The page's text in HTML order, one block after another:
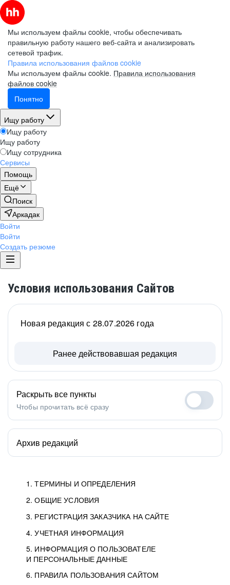
Мы используем файлы cookie, чтобы обеспечивать
правильную работу нашего веб-сайта и анализировать
сетевой трафик.
Правила использования файлов cookie
Мы используем файлы cookie. Правила использования
файлов cookie
Понятно
Ищу работу
Ищу работу
Ищу работу
Ищу сотрудника
Сервисы
Помощь
Ещё
Поиск
Аркадак
Войти
Войти
Создать резюме
Условия использования Сайтов
1. ТЕРМИНЫ И ОПРЕДЕЛЕНИЯ
2. ОБЩИЕ УСЛОВИЯ
3. РЕГИСТРАЦИЯ ЗАКАЗЧИКА НА САЙТЕ
4. УЧЕТНАЯ ИНФОРМАЦИЯ
5. ИНФОРМАЦИЯ О ПОЛЬЗОВАТЕЛЕ
И ПЕРСОНАЛЬНЫЕ ДАННЫЕ
6. ПРАВИЛА ПОЛЬЗОВАНИЯ САЙТОМ
Новая редакция с 28.07.2026 года
Ранее действовавшая редакция
Раскрыть все пункты
Чтобы прочитать всё сразу
Архив редакций